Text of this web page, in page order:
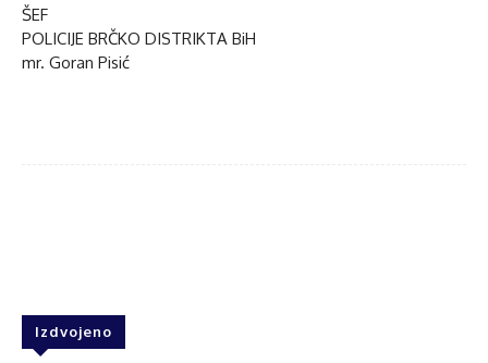
ŠEF
POLICIJE BRČKO DISTRIKTA BiH
mr. Goran Pisić
Izdvojeno